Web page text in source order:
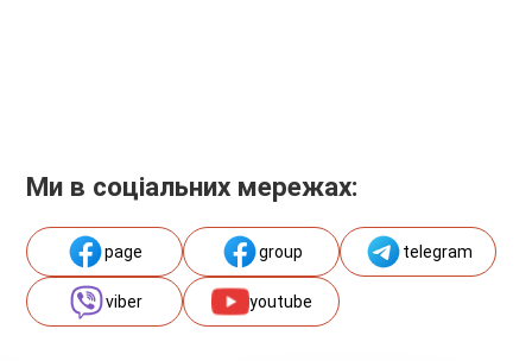
Ми в соціальних мережах:
page group telegram
viber youtube